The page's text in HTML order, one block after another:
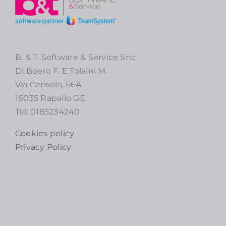
B. & T. Software & Service Snc
Di Boero F. E Tolaini M.
Via Cerisola, 56A
16035 Rapallo GE
Tel: 0185234240
Cookies policy
Privacy Policy